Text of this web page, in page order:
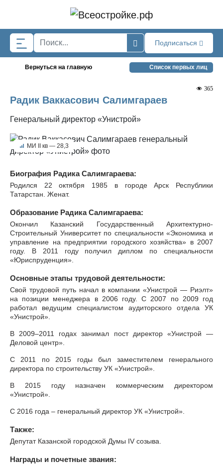
Подписаться
Вернуться на главную Список первых лиц
Радик Ваккасович Салимгараев
365
Генеральный директор «Унистрой»
МИ II кв — 28,3
Биография Радика Салимгараева:
Родился 22 октября 1985 в городе Арск Республики
Татарстан. Женат.
Образование Радика Салимгараева:
Окончил Казанский Государственный Архитектурно-
Строительный Университет по специальности «Экономика и
управление на предприятии городского хозяйства» в 2007
году. В 2011 году получил диплом по специальности
«Юриспруденция».
Основные этапы трудовой деятельности:
Свой трудовой путь начал в компании «Унистрой — Риэлт»
на позиции менеджера в 2006 году. С 2007 по 2009 год
работал ведущим специалистом аудиторского отдела УК
«Унистрой».
В 2009–2011 годах занимал пост директор «Унистрой —
Деловой центр».
С 2011 по 2015 годы был заместителем генерального
директора по строительству УК «Унистрой».
В 2015 году назначен коммерческим директором
«Унистрой».
С 2016 года – генеральный директор УК «Унистрой».
Также:
Депутат Казанской городской Думы IV созыва.
Награды и почетные звания: